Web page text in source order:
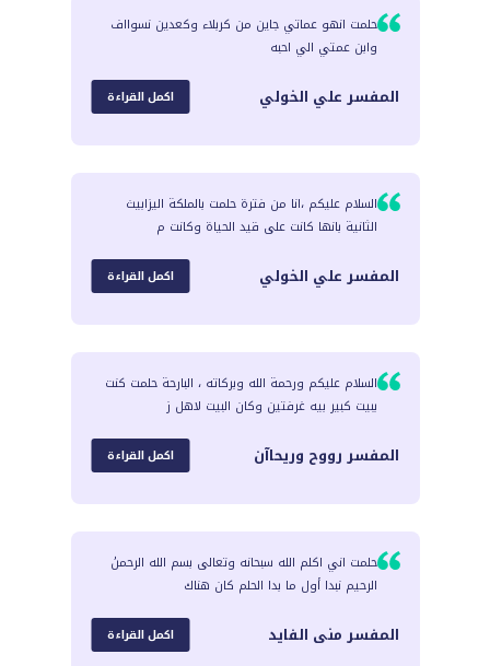
حلمت انهو عماتي جاين من كربلاء وكعدين نسوااف
وابن عمتي الي احبه
المفسر علي الخولي اكمل القراءة
السلام عليكم ،انا من فترة حلمت بالملكة اليزابيث
الثانية بانها كانت على قيد الحياة وكانت م
المفسر علي الخولي اكمل القراءة
السلام عليكم ورحمة الله وبركاته ، البارحة حلمت كنت
ببيت كبير بيه غرفتين وكان البيت لاهل ز
المفسر رووح وريحاآن اكمل القراءة
حلمت اني اكلم الله سبحانه وتعالى بسم الله الرحمنٰ
الرحيم نبدا أول ما بدا الحلم كان هناك
المفسر منى الفايد اكمل القراءة